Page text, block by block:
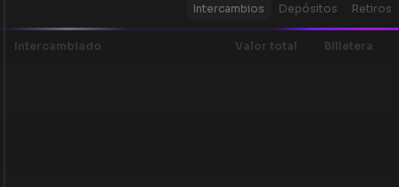
Intercambios Depósitos Retiros
Intercambiado Valor total Billetera